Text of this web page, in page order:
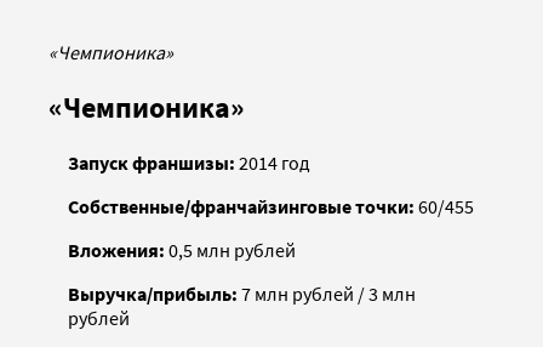
«Чемпионика»
«Чемпионика»
Запуск франшизы: 2014 год
Собственные/франчайзинговые точки: 60/455
Вложения: 0,5 млн рублей
Выручка/прибыль: 7 млн рублей / 3 млн
рублей